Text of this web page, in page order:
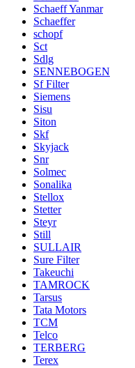
Schaeff Yanmar
Schaeffer
schopf
Sct
Sdlg
SENNEBOGEN
Sf Filter
Siemens
Sisu
Siton
Skf
Skyjack
Snr
Solmec
Sonalika
Stellox
Stetter
Steyr
Still
SULLAIR
Sure Filter
Takeuchi
TAMROCK
Tarsus
Tata Motors
TCM
Telco
TERBERG
Terex